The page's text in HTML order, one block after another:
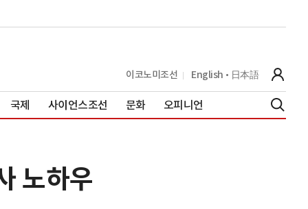
이코노미조선 English 日本語
국제 사이언스조선 문화 오피니언
노하우